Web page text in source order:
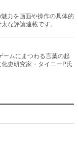
力を画面や操作の具体的
な評論連載です。
ームにまつわる言葉の起
史研究家・タイニーP氏